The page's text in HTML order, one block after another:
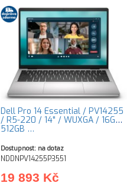
Dell Pro 14 Essential / PV14255
/ R5-220 / 14" / WUXGA / 16GB /
512GB …
Dostupnost: na dotaz
NDDNPV14255P3551
19 893 Kč